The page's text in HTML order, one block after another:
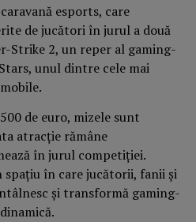
esports, care
de jucători în jurul a două
2, un reper al gaming-
unul dintre cele mai
de euro, mizele sunt
atracție rămâne
în jurul competiției.
spațiu în care jucătorii, fanii și
și transformă gaming-